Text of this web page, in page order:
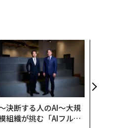
決断する人のAI〜大規
組織が挑む「AIフル実